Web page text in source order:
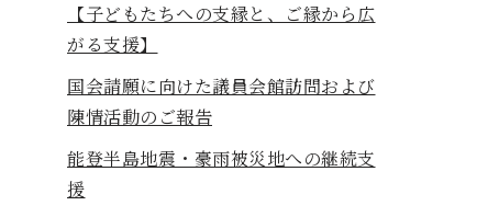
【子どもたちへの支縁と、ご縁から広
がる支援】
国会請願に向けた議員会館訪問および
陳情活動のご報告
能登半島地震・豪雨被災地への継続支
援